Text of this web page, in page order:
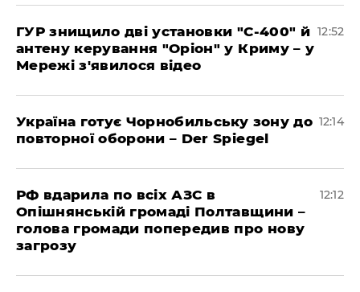
ГУР знищило дві установки "С-400" й
антену керування "Оріон" у Криму – у
Мережі з'явилося відео
12:52
Україна готує Чорнобильську зону до
повторної оборони – Der Spiegel
12:14
РФ вдарила по всіх АЗС в
Опішнянській громаді Полтавщини –
голова громади попередив про нову
загрозу
12:12